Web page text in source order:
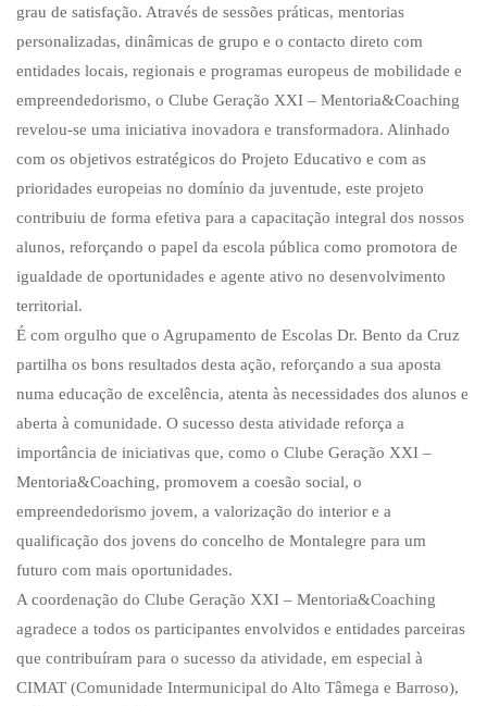
grau de satisfação. Através de sessões práticas, mentorias
personalizadas, dinâmicas de grupo e o contacto direto com
entidades locais, regionais e programas europeus de mobilidade e
empreendedorismo, o Clube Geração XXI – Mentoria&Coaching
revelou-se uma iniciativa inovadora e transformadora. Alinhado
com os objetivos estratégicos do Projeto Educativo e com as
prioridades europeias no domínio da juventude, este projeto
contribuiu de forma efetiva para a capacitação integral dos nossos
alunos, reforçando o papel da escola pública como promotora de
igualdade de oportunidades e agente ativo no desenvolvimento
territorial.
É com orgulho que o Agrupamento de Escolas Dr. Bento da Cruz
partilha os bons resultados desta ação, reforçando a sua aposta
numa educação de excelência, atenta às necessidades dos alunos e
aberta à comunidade. O sucesso desta atividade reforça a
importância de iniciativas que, como o Clube Geração XXI –
Mentoria&Coaching, promovem a coesão social, o
empreendedorismo jovem, a valorização do interior e a
qualificação dos jovens do concelho de Montalegre para um
futuro com mais oportunidades.
A coordenação do Clube Geração XXI – Mentoria&Coaching
agradece a todos os participantes envolvidos e entidades parceiras
que contribuíram para o sucesso da atividade, em especial à
CIMAT (Comunidade Intermunicipal do Alto Tâmega e Barroso),